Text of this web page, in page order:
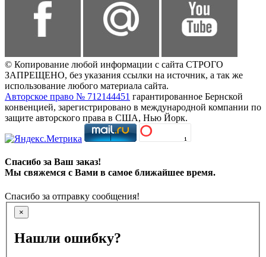
© Копирование любой информации с сайта СТРОГО
ЗАПРЕЩЕНО, без указания ссылки на источник, а так же
использование любого материала сайта.
Авторское право № 712144451 гарантированное Бернской
конвенцией, зарегистрировано в международной компании по
защите авторского права в США, Нью Йорк.
Спасибо за Ваш заказ!
Мы свяжемся с Вами в самое ближайшее время.
Спасибо за отправку сообщения!
×
Нашли ошибку?